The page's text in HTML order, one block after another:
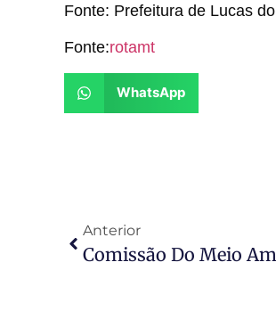
Fonte: Prefeitura de Lucas
Fonte:rotamt
WhatsApp
Anterior